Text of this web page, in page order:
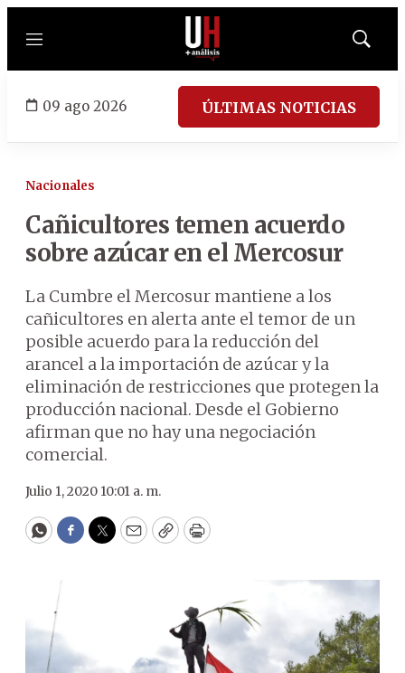
Menú
Mostrar
09 ago 2026 ÚLTIMAS NOTICIAS
Nacionales
Cañicultores temen acuerdo
sobre azúcar en el Mercosur
La Cumbre el Mercosur mantiene a los
cañicultores en alerta ante el temor de un
posible acuerdo para la reducción del
arancel a la importación de azúcar y la
eliminación de restricciones que protegen la
producción nacional. Desde el Gobierno
afirman que no hay una negociación
comercial.
Julio 1, 2020 10:01 a. m.
WhatsApp
Facebook
Twitter
EmailCopyPrint